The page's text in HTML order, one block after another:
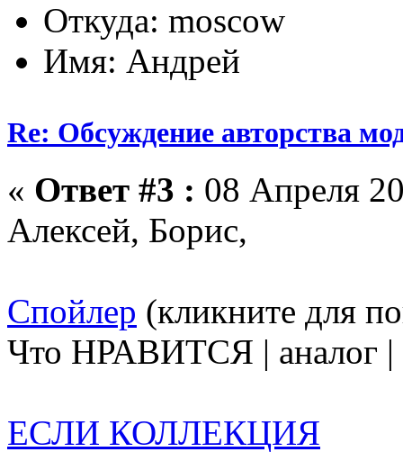
Откуда: moscow
Имя: Андрей
Re: Обсуждение авторства
« Ответ #3 : 08 Апреля
Алексей, Борис,
Спойлер (кликните для
Что НРАВИТСЯ | аналог
ЕСЛИ КОЛЛЕКЦИЯ